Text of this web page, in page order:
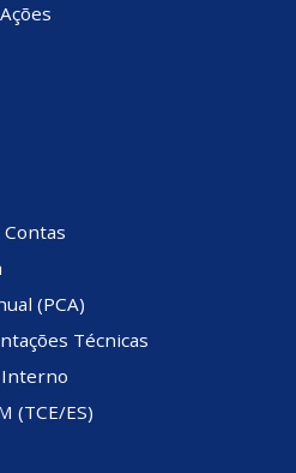
(PCA)
Técnicas
(TCE/ES)